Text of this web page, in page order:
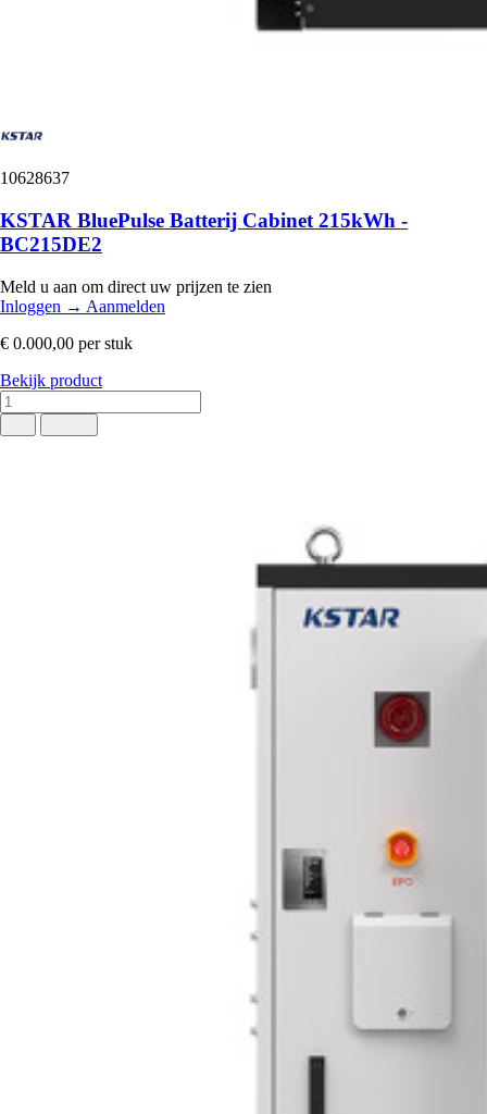
10628637
KSTAR BluePulse Batterij Cabinet 215kWh -
BC215DE2
Meld u aan om direct uw prijzen te zien
Inloggen → Aanmelden
€ 0.000,00 per stuk
Bekijk product